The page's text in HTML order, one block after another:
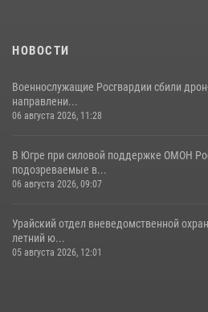
НОВОСТИ
Военнослужащие Росгвардии сбили
направлени...
06 августа 2026, 11:28
В Югре при силовой поддержке ОМОН
подозреваемые в...
06 августа 2026, 09:07
Урайский отдел вневедомственной
летний ю...
05 августа 2026, 12:01